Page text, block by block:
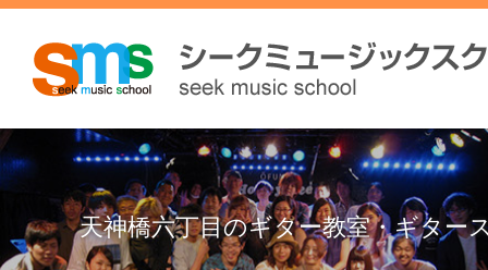
天神橋六丁目のギター教室・ギター